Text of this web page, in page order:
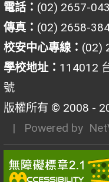
電話： (02) 2657-
傳真： (02) 2658-
校安中心專線： (02)
學校地址： 114012
號
版權所有 © 2008 -
| Powered by